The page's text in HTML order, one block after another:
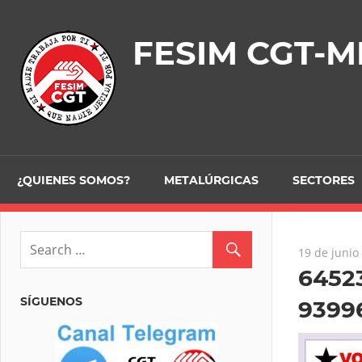
content
FESIM CGT-
¿QUIENES SOMOS? METALÚRGICAS SECTORES
19 de junio
SÍGUENOS